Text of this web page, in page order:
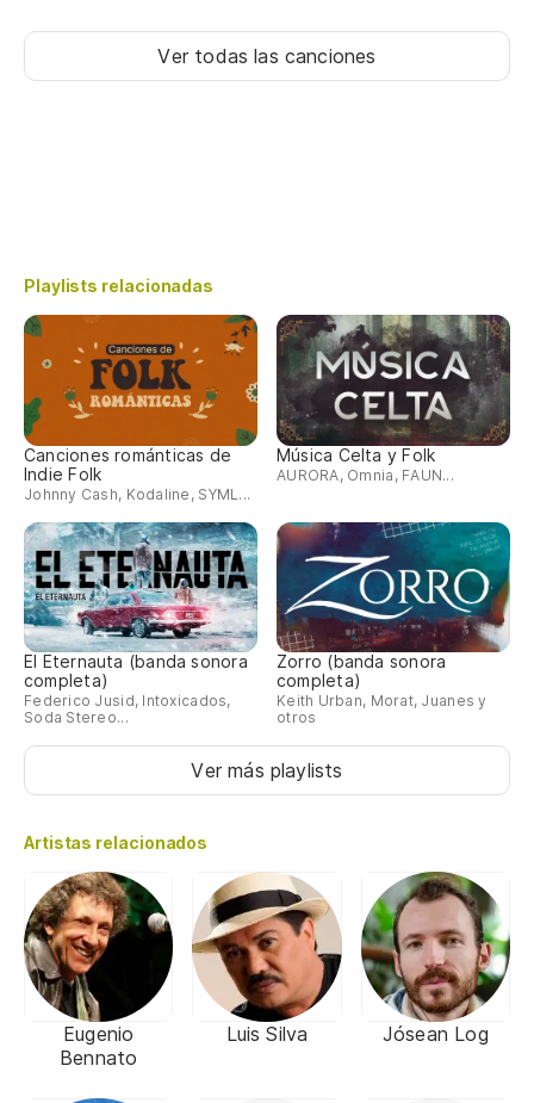
Ver todas las canciones
Playlists relacionadas
Canciones románticas de
Indie Folk
Johnny Cash, Kodaline, SYML...
Música Celta y Folk
AURORA, Omnia, FAUN...
El Eternauta (banda sonora
completa)
Federico Jusid, Intoxicados,
Soda Stereo...
Zorro (banda sonora
completa)
Keith Urban, Morat, Juanes y
otros
Ver más playlists
Artistas relacionados
Eugenio
Bennato
Luis Silva Jósean Log